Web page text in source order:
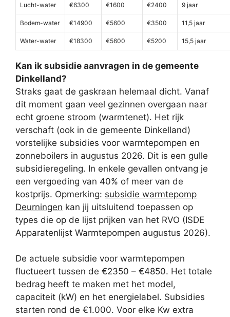
Lucht-water €6300 €1600 €2400 9 jaar
Bodem-water €14900 €5600 €3500 11,5 jaar
Water-water €18300 €5600 €5200 15,5 jaar
Kan ik subsidie aanvragen in de gemeente
Dinkelland?
Straks gaat de gaskraan helemaal dicht. Vanaf
dit moment gaan veel gezinnen overgaan naar
echt groene stroom (warmtenet). Het rijk
verschaft (ook in de gemeente Dinkelland)
vorstelijke subsidies voor warmtepompen en
zonneboilers in augustus 2026. Dit is een gulle
subsidieregeling. In enkele gevallen ontvang je
een vergoeding van 40% of meer van de
kostprijs. Opmerking: subsidie warmtepomp
Deurningen kan jij uitsluitend toepassen op
types die op de lijst prijken van het RVO (ISDE
Apparatenlijst Warmtepompen augustus 2026).
De actuele subsidie voor warmtepompen
fluctueert tussen de €2350 – €4850. Het totale
bedrag heeft te maken met het model,
capaciteit (kW) en het energielabel. Subsidies
starten rond de €1.000. Voor elke Kw extra